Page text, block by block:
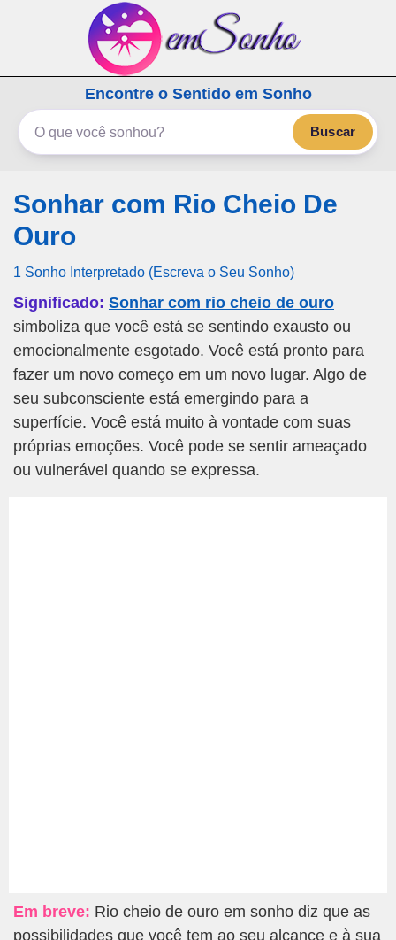
emSonho.com
Os sonhos significam mais
Encontre o Sentido em Sonho
Buscar
Sonhar com Rio Cheio De
Ouro
1 Sonho Interpretado (Escreva o Seu Sonho)
Significado: Sonhar com rio cheio de ouro
simboliza que você está se sentindo exausto ou
emocionalmente esgotado. Você está pronto para
fazer um novo começo em um novo lugar. Algo de
seu subconsciente está emergindo para a
superfície. Você está muito à vontade com suas
próprias emoções. Você pode se sentir ameaçado
ou vulnerável quando se expressa.
Em breve: Rio cheio de ouro em sonho diz que as
possibilidades que você tem ao seu alcance e à sua